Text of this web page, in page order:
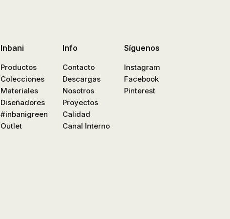
Inbani
Productos
Colecciones
Materiales
Diseñadores
#inbanigreen
Outlet
Info
Contacto
Descargas
Nosotros
Proyectos
Calidad
Canal Interno
Síguenos
Instagram
Facebook
Pinterest